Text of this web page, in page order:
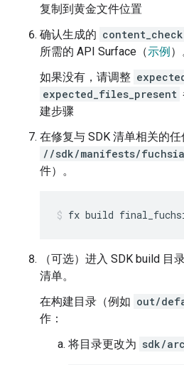
复制到黄金文件位置
确认生成的
所需的 API Surface（示例）
如果没有，请调整
expected_files_present
建步骤
在修复与 SDK 清单相关的
//sdk/manifests/
件）。
fx build
（可选）进入 SDK build 目
清单。
在构建目录（例如 out/
作：
将目录更改为 sdk/